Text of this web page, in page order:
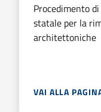
Procedimento
statale per la
architettoniche
VAI ALLA